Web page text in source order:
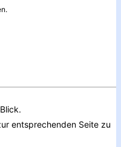
entsprechenden Seite zu